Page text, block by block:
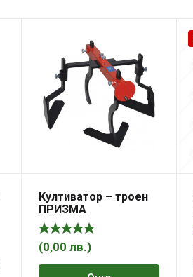
Култиватор – троен
ПРИЗМА
(0,00 лв.)